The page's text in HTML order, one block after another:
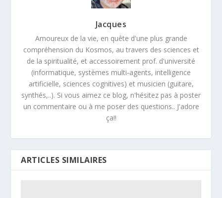
Jacques
Amoureux de la vie, en quête d'une plus grande
compréhension du Kosmos, au travers des sciences et
de la spiritualité, et accessoirement prof. d'université
(informatique, systèmes multi-agents, intelligence
artificielle, sciences cognitives) et musicien (guitare,
synthés,..). Si vous aimez ce blog, n'hésitez pas à poster
un commentaire ou à me poser des questions.. J'adore
ça!!
ARTICLES SIMILAIRES